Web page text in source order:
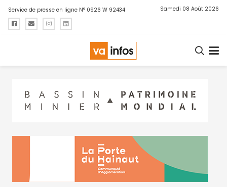
Service de presse en ligne N° 0926 W 92434 Samedi 08 Août 2026